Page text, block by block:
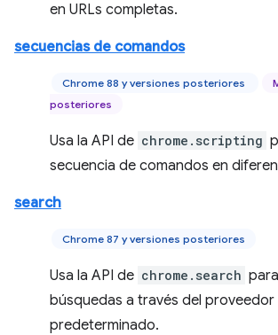
en URLs completas.
secuencias de comandos
Chrome 88 y versiones posteriores
posteriores
Usa la API de chrome.scripting
secuencia de comandos en
search
Chrome 87 y versiones posteriores
Usa la API de chrome.search
búsquedas a través del proveedor
predeterminado.